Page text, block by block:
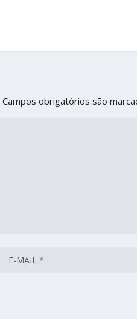
Campos obrigatórios são